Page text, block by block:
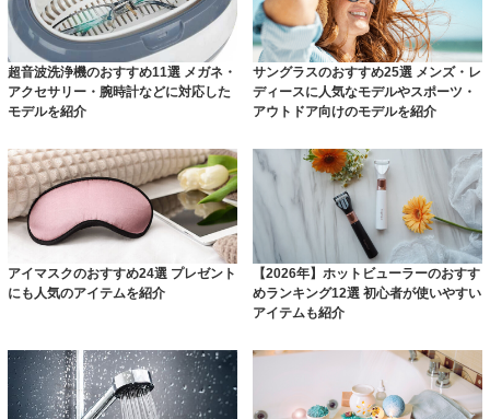
超音波洗浄機のおすすめ11選 メガネ・
アクセサリー・腕時計などに対応した
モデルを紹介
サングラスのおすすめ25選 メンズ・レ
ディースに人気なモデルやスポーツ・
アウトドア向けのモデルを紹介
アイマスクのおすすめ24選 プレゼント
にも人気のアイテムを紹介
【2026年】ホットビューラーのおすす
めランキング12選 初心者が使いやすい
アイテムも紹介